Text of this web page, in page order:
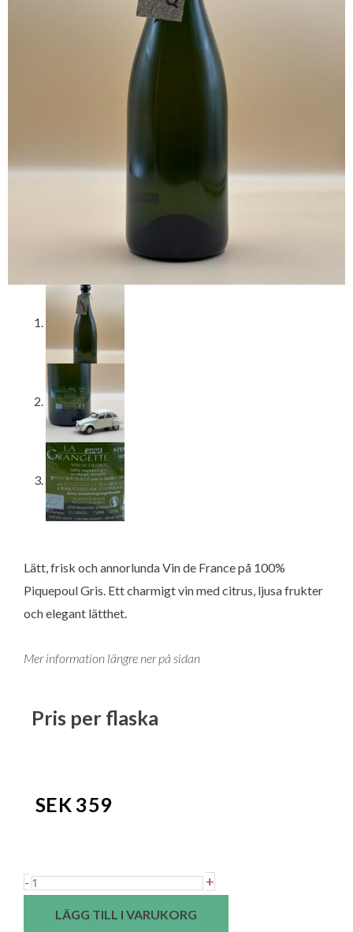
Lätt, frisk och annorlunda Vin de France på 100%
Piquepoul Gris. Ett charmigt vin med citrus, ljusa frukter
och elegant lätthet.
Mer information längre ner på sidan
Pris per flaska
SEK359
- Domaine
+
LÄGG TILL I VARUKORG